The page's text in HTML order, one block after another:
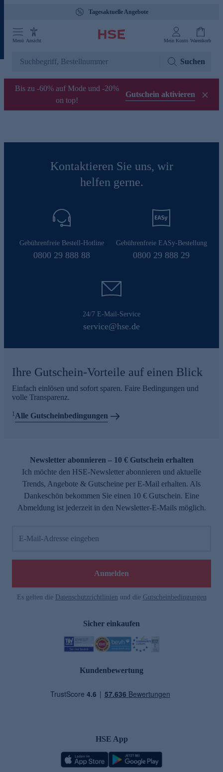
Tagesaktuelle Angebote
Menü Ansicht Mein Konto Warenkorb
Suchen
Bis zu -60% auf Mode und -20%
on top!
Gutschein aktivieren
Kontaktieren Sie uns, wir
helfen gerne.
Gebührenfreie Bestell-Hotline
0800 29 888 88
Gebührenfreie EASy-Bestellung
0800 29 888 29
24/7 E-Mail-Service
service@hse.de
Ihre Gutschein-Vorteile auf einen Blick
Einfach einlösen und sofort sparen. Faire Bedingungen und
volle Transparenz.
1Alle Gutscheinbedingungen
Newsletter abonnieren – 10 € Gutschein erhalten
Ich möchte den HSE-Newsletter abonnieren und aktuelle
Trends, Angebote & Gutscheine per E-Mail erhalten. Als
Dankeschön bekommen Sie einen 10 € Gutschein. Eine
Abmeldung ist jederzeit in den Newsletter-E-Mails möglich.
E-Mail-Adresse eingeben
Anmelden
Es gelten die Datenschutzrichtlinien und die Gutscheinbedingungen
Sicher einkaufen
Kundenbewertung
HSE App